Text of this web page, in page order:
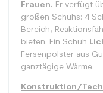
Frauen. Er verfügt
großen Schuhs: 4
Bereich,
bieten. Ein Schuh
Fersenpolster aus
ganztägige Wärme.
Konstruktion/